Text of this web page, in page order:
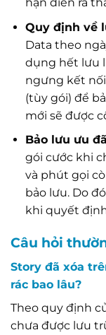
Quy định về
Data theo
dụng hết lưu
ngưng kết
(tùy gói) để
mới sẽ được
Bảo lưu ưu
gói cước khi
và phút gọi
bảo lưu. Do
khi quyết
Câu hỏi
Story đã xóa
rác bao lâu?
Theo quy định
chưa được lưu